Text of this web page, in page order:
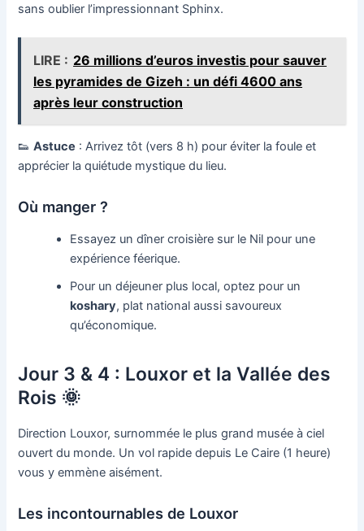
sans oublier l’impressionnant Sphinx.
LIRE : 26 millions d’euros investis pour sauver
les pyramides de Gizeh : un défi 4600 ans
après leur construction
👟Astuce : Arrivez tôt (vers 8 h) pour éviter la foule et
apprécier la quiétude mystique du lieu.
Où manger ?
Essayez un dîner croisière sur le Nil pour une
expérience féerique.
Pour un déjeuner plus local, optez pour un
koshary, plat national aussi savoureux
qu’économique.
Jour 3 & 4 : Louxor et la Vallée des
Rois 🌞
Direction Louxor, surnommée le plus grand musée à ciel
ouvert du monde. Un vol rapide depuis Le Caire (1 heure)
vous y emmène aisément.
Les incontournables de Louxor